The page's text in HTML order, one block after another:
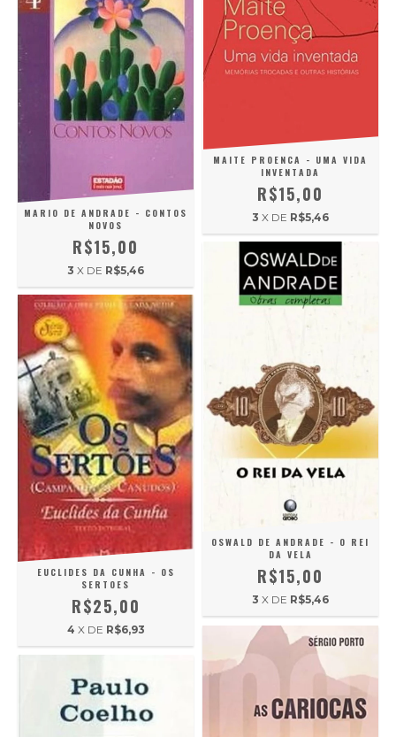
MARIO DE ANDRADE - CONTOS
NOVOS
R$15,00
3 X DE R$5,46
MAITE PROENCA - UMA VIDA
INVENTADA
R$15,00
3 X DE R$5,46
EUCLIDES DA CUNHA - OS
SERTOES
R$25,00
4 X DE R$6,93
OSWALD DE ANDRADE - O REI
DA VELA
R$15,00
3 X DE R$5,46